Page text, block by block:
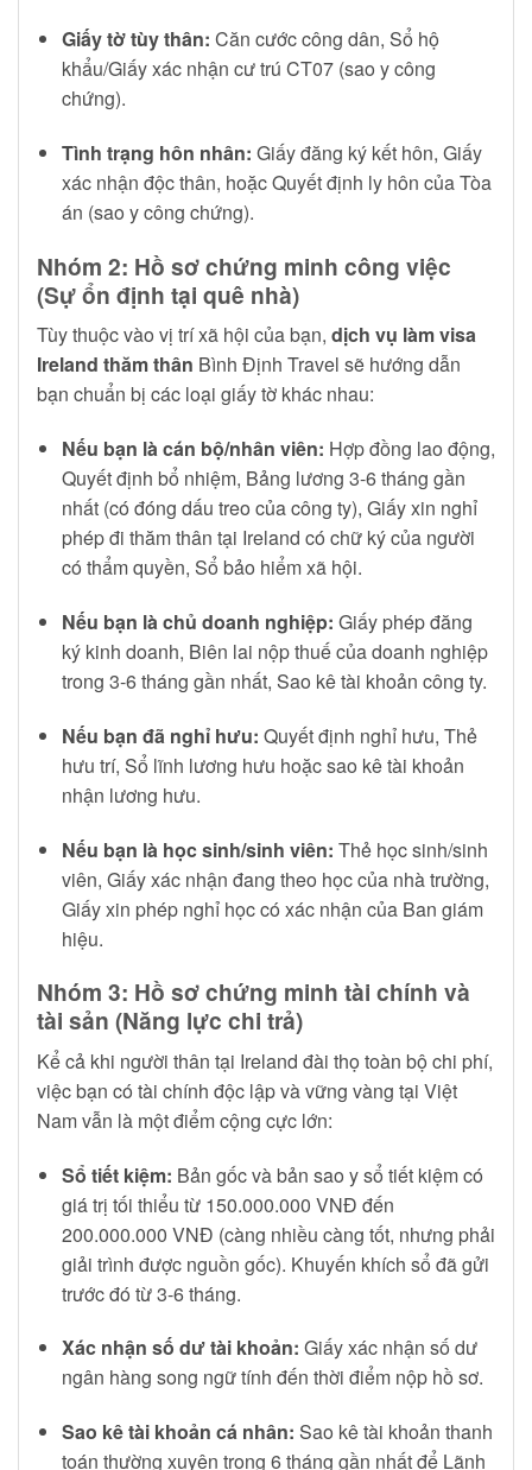
Giấy tờ tùy thân: Căn cước công dân, Sổ hộ
khẩu/Giấy xác nhận cư trú CT07 (sao y công
chứng).
Tình trạng hôn nhân: Giấy đăng ký kết hôn, Giấy
xác nhận độc thân, hoặc Quyết định ly hôn của Tòa
án (sao y công chứng).
Nhóm 2: Hồ sơ chứng minh công việc
(Sự ổn định tại quê nhà)
Tùy thuộc vào vị trí xã hội của bạn, dịch vụ làm visa
Ireland thăm thân Bình Định Travel sẽ hướng dẫn
bạn chuẩn bị các loại giấy tờ khác nhau:
Nếu bạn là cán bộ/nhân viên: Hợp đồng lao động,
Quyết định bổ nhiệm, Bảng lương 3-6 tháng gần
nhất (có đóng dấu treo của công ty), Giấy xin nghỉ
phép đi thăm thân tại Ireland có chữ ký của người
có thẩm quyền, Sổ bảo hiểm xã hội.
Nếu bạn là chủ doanh nghiệp: Giấy phép đăng
ký kinh doanh, Biên lai nộp thuế của doanh nghiệp
trong 3-6 tháng gần nhất, Sao kê tài khoản công ty.
Nếu bạn đã nghỉ hưu: Quyết định nghỉ hưu, Thẻ
hưu trí, Sổ lĩnh lương hưu hoặc sao kê tài khoản
nhận lương hưu.
Nếu bạn là học sinh/sinh viên: Thẻ học sinh/sinh
viên, Giấy xác nhận đang theo học của nhà trường,
Giấy xin phép nghỉ học có xác nhận của Ban giám
hiệu.
Nhóm 3: Hồ sơ chứng minh tài chính và
tài sản (Năng lực chi trả)
Kể cả khi người thân tại Ireland đài thọ toàn bộ chi phí,
việc bạn có tài chính độc lập và vững vàng tại Việt
Nam vẫn là một điểm cộng cực lớn:
Sổ tiết kiệm: Bản gốc và bản sao y sổ tiết kiệm có
giá trị tối thiểu từ 150.000.000 VNĐ đến
200.000.000 VNĐ (càng nhiều càng tốt, nhưng phải
giải trình được nguồn gốc). Khuyến khích sổ đã gửi
trước đó từ 3-6 tháng.
Xác nhận số dư tài khoản: Giấy xác nhận số dư
ngân hàng song ngữ tính đến thời điểm nộp hồ sơ.
Sao kê tài khoản cá nhân: Sao kê tài khoản thanh
toán thường xuyên trong 6 tháng gần nhất để Lãnh